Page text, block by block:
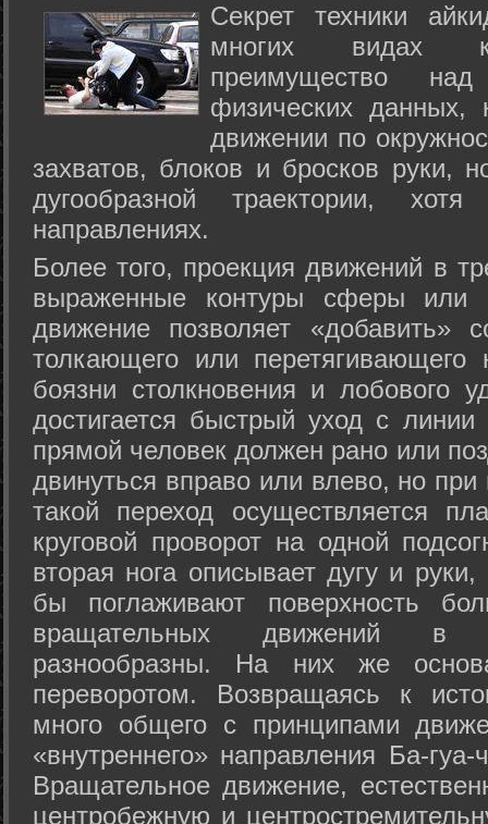
Секрет техники
многих видах
преимущество
физических данных,
движении по
захватов, блоков и бросков руки,
дугообразной траектории,
направлениях.
Более того, проекция движений в
выраженные контуры сферы или
движение позволяет «добавить»
толкающего или перетягивающего
боязни столкновения и лобового
достигается быстрый уход с
прямой человек должен рано или
двинуться вправо или влево, но
такой переход осуществляется
круговой проворот на одной
вторая нога описывает дугу и
бы поглаживают поверхность
вращательных движений в
разнообразны. На них же
переворотом. Возвращаясь к
много общего с принципами
«внутреннего» направления Ба-
Вращательное движение,
центробежную и